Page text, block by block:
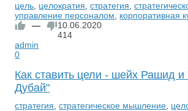
цель целократия ,стратегия ,
управление персоналом
корпоративная
—
10.06.2020
414
admin
0
Как ставить цели - шейх Рашид и
Дубай"
стратегия ,стратегическое мышление